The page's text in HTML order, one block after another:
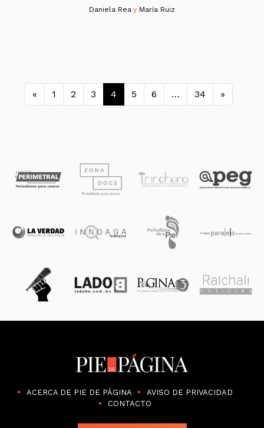
Daniela Reay María Ruiz
Navegación de entradas
« 1 2 3 4 5 6 … 34 »
ACERCA DE PIE DE PÁGINA
AVISO DE PRIVACIDAD
CONTACTO